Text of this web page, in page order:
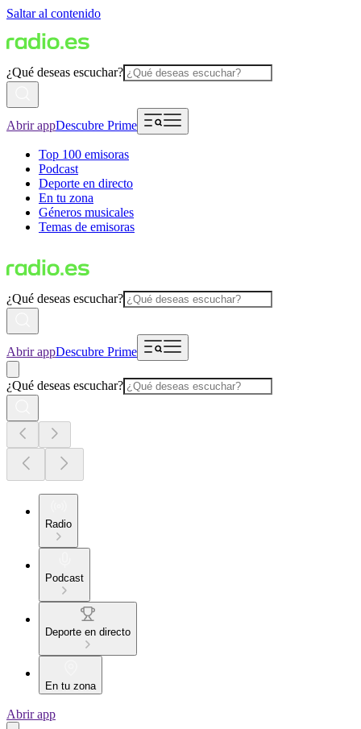
Saltar al contenido
¿Qué deseas escuchar?
Abrir appDescubre Prime
Top 100 emisoras
Podcast
Deporte en directo
En tu zona
Géneros musicales
Temas de emisoras
¿Qué deseas escuchar?
Abrir appDescubre Prime
¿Qué deseas escuchar?
Radio
Podcast
Deporte en directo
En tu zona
Abrir app